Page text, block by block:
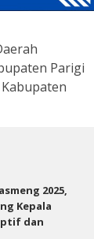
Parigi
2025,
Kepala
dan